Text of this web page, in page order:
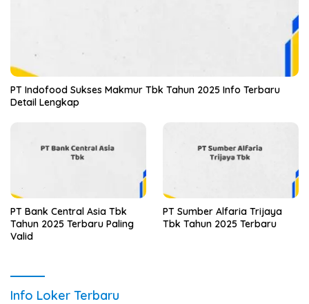
PT Indofood Sukses Makmur Tbk Tahun 2025 Info Terbaru
Detail Lengkap
PT Bank Central Asia Tbk
Tahun 2025 Terbaru Paling
Valid
PT Sumber Alfaria Trijaya
Tbk Tahun 2025 Terbaru
Info Loker Terbaru